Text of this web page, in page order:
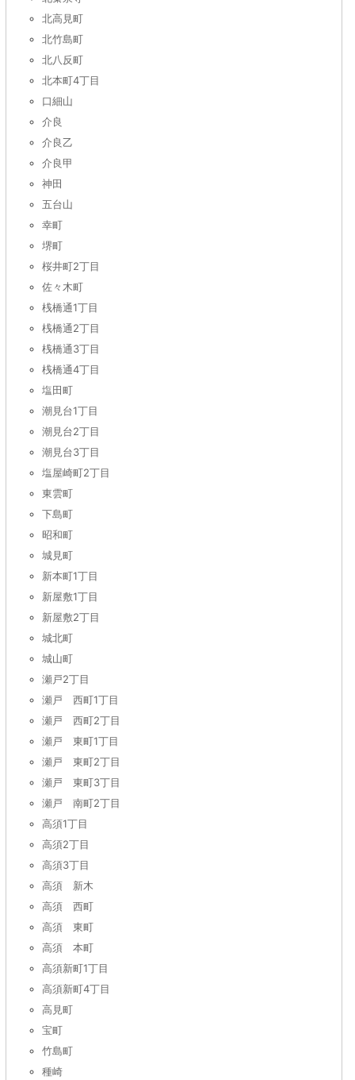
北高見町
北竹島町
北八反町
北本町4丁目
口細山
介良
介良乙
介良甲
神田
五台山
幸町
堺町
桜井町2丁目
佐々木町
桟橋通1丁目
桟橋通2丁目
桟橋通3丁目
桟橋通4丁目
塩田町
潮見台1丁目
潮見台2丁目
潮見台3丁目
塩屋崎町2丁目
東雲町
下島町
昭和町
城見町
新本町1丁目
新屋敷1丁目
新屋敷2丁目
城北町
城山町
瀬戸2丁目
瀬戸 西町1丁目
瀬戸 西町2丁目
瀬戸 東町1丁目
瀬戸 東町2丁目
瀬戸 東町3丁目
瀬戸 南町2丁目
高須1丁目
高須2丁目
高須3丁目
高須 新木
高須 西町
高須 東町
高須 本町
高須新町1丁目
高須新町4丁目
高見町
宝町
竹島町
種崎